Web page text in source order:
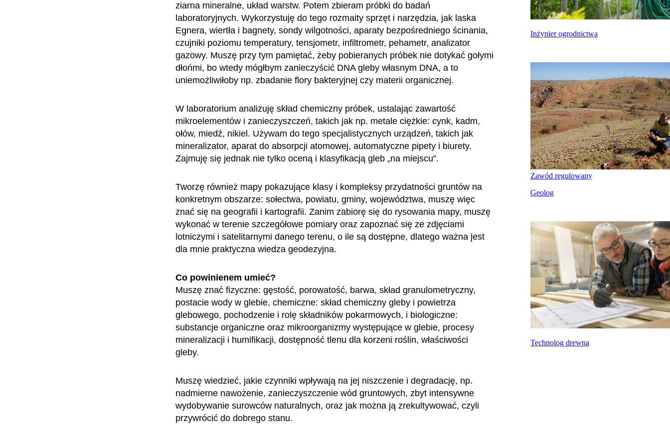
ziarna mineralne, układ warstw. Potem zbieram próbki do badań
laboratoryjnych. Wykorzystuję do tego rozmaity sprzęt i narzędzia, jak laska
Egnera, wiertła i bagnety, sondy wilgotności, aparaty bezpośredniego ścinania,
czujniki poziomu temperatury, tensjometr, infiltrometr, pehametr, analizator
gazowy. Muszę przy tym pamiętać, żeby pobieranych próbek nie dotykać gołymi
dłońmi, bo wtedy mógłbym zanieczyścić DNA gleby własnym DNA, a to
uniemożliwiłoby np. zbadanie flory bakteryjnej czy materii organicznej.
W laboratorium analizuję skład chemiczny próbek, ustalając zawartość
mikroelementów i zanieczyszczeń, takich jak np. metale ciężkie: cynk, kadm,
ołów, miedź, nikiel. Używam do tego specjalistycznych urządzeń, takich jak
mineralizator, aparat do absorpcji atomowej, automatyczne pipety i biurety.
Zajmuję się jednak nie tylko oceną i klasyfikacją gleb „na miejscu”.
Tworzę również mapy pokazujące klasy i kompleksy przydatności gruntów na
konkretnym obszarze: sołectwa, powiatu, gminy, województwa, muszę więc
znać się na geografii i kartografii. Zanim zabiorę się do rysowania mapy, muszę
wykonać w terenie szczegółowe pomiary oraz zapoznać się ze zdjęciami
lotniczymi i satelitarnymi danego terenu, o ile są dostępne, dlatego ważna jest
dla mnie praktyczna wiedza geodezyjna.
Co powinienem umieć?
Muszę znać fizyczne: gęstość, porowatość, barwa, skład granulometryczny,
postacie wody w glebie, chemiczne: skład chemiczny gleby i powietrza
glebowego, pochodzenie i rolę składników pokarmowych, i biologiczne:
substancje organiczne oraz mikroorganizmy występujące w glebie, procesy
mineralizacji i humifikacji, dostępność tlenu dla korzeni roślin, właściwości
gleby.
Muszę wiedzieć, jakie czynniki wpływają na jej niszczenie i degradację, np.
nadmierne nawożenie, zanieczyszczenie wód gruntowych, zbyt intensywne
wydobywanie surowców naturalnych, oraz jak można ją zrekultywować, czyli
przywrócić do dobrego stanu.
Inżynier ogrodnictwa
Zawód regulowany
Geolog
Technolog drewna